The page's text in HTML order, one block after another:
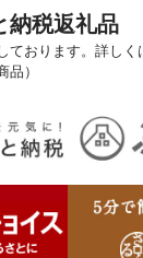
納税返礼品
ております。詳し
品）